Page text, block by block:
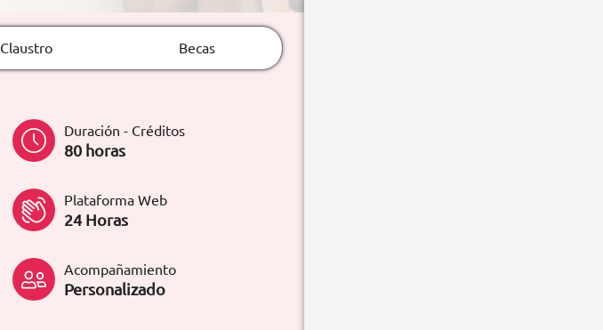
Claustro Becas
Duración - Créditos
80 horas
Plataforma Web
24 Horas
Acompañamiento
Personalizado